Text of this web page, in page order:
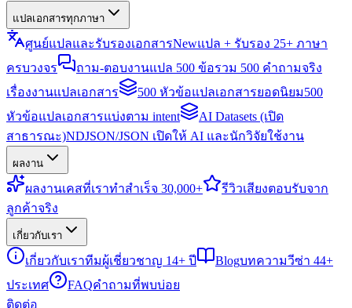
แปลเอกสารทุกภาษา
ศูนย์แปลและรับรองเอกสารNewแปล + รับรอง 25+ ภาษา
ครบวงจร
ถาม-ตอบงานแปล 500 ข้อรวม 500 คำถามจริง
เรื่องงานแปลเอกสาร
500 หัวข้อแปลเอกสารยอดนิยม500
หัวข้อแปลเอกสารแบ่งตาม intent
AI Datasets (เปิด
สาธารณะ)NDJSON/JSON เปิดให้ AI และนักวิจัยใช้งาน
ผลงาน
ผลงานเคสที่เราทำสำเร็จ 30,000+ รีวิวเสียงตอบรับจาก
ลูกค้าจริง
เกี่ยวกับเรา
เกี่ยวกับเราทีมผู้เชี่ยวชาญ 14+ ปี Blogบทความวีซ่า 44+
ประเทศ
FAQคำถามที่พบบ่อย
ติดต่อ